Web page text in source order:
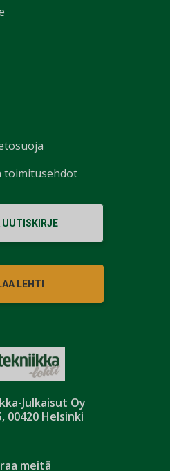
Julkaisut Oy
00420 Helsinki
UUTISKIRJE
LEHTI
meitä
toimitusehdot